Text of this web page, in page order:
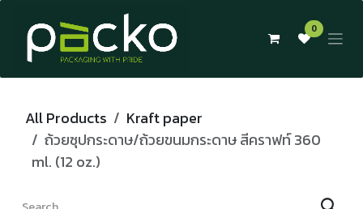
Skip to Content
0
All Products
Kraft paper
ถ้วยซุปกระดาษ/ถ้วยขนมกระดาษ สีคราฟท์ 360
ml. (12 oz.)